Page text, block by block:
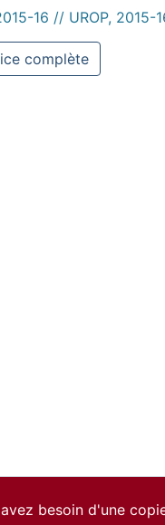
16 // UROP, 2015-
complète
besoin d'une